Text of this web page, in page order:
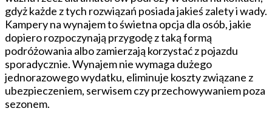
co
wybrać
gdyż każde z tych rozwiązań posiada jakieś zalety i wady.
Kampery na wynajem to świetna opcja dla osób, jakie
dopiero rozpoczynają przygodę z taką formą
podróżowania albo zamierzają korzystać z pojazdu
sporadycznie. Wynajem nie wymaga dużego
jednorazowego wydatku, eliminuje koszty związane z
ubezpieczeniem, serwisem czy przechowywaniem poza
sezonem.